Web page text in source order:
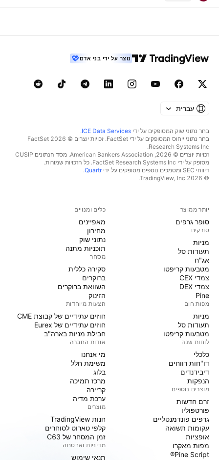
נוצר על ידי בני אדם
עברית
בחר נתוני שוק המסופקים על ידי ICE Data Services
.
בחר נתוני ייחוס המסופקים על ידי FactSet. זכויות יוצרים © 2026 ‏FactSet
Research Systems Inc.‏
זכויות יוצרים © 2026, ‏American Bankers Association. מסד הנתונים CUSIP
מסופק על ידי FactSet Research Systems Inc. כל הזכויות שמורות.
דיווחי SEC ומסמכים נוספים מסופקים על ידי
Quartr
.
© 2026 ‏TradingView, Inc.‏
יותר ממוצר
סופר גרפים
סורקים
מניות‏
תעודות סל
אג"ח
מטבעות קריפטו
צמדי CEX
צמדי DEX
Pine
מפות חום
מניות‏
תעודות סל
מטבעות קריפטו
לוחות שנה
כלכלי
דו"חות רווחים
דיבידנדים
הנפקות
מוצרים נוספים
זרם חדשות
פורטפוליו
גרפים פונדמנטליים
עקומות תשואה
אופציות
מפות מאקרו
Pine Script®
כלים ומנויים
מאפיינים
מחירון
נתוני שוק
תוכניות מתנה
מסחר
סקירה כללית
ברוקרים
השוואת ברוקרים
הזינוק
הצעות מיוחדות
חוזים עתידיים של קבוצת CME
חוזים עתידיים של Eurex
חבילת מניות בארה"ב
אודות החברה
מי אנחנו
משימת חלל
בלוג
מרכז תמיכה
קריירה
ערכת מדיה
מוצרים
חנות TradingView
קלפי טארוט לסוחרים
זמן המסחר של C63
מדיניות ואבטחה
תנאי שימוש